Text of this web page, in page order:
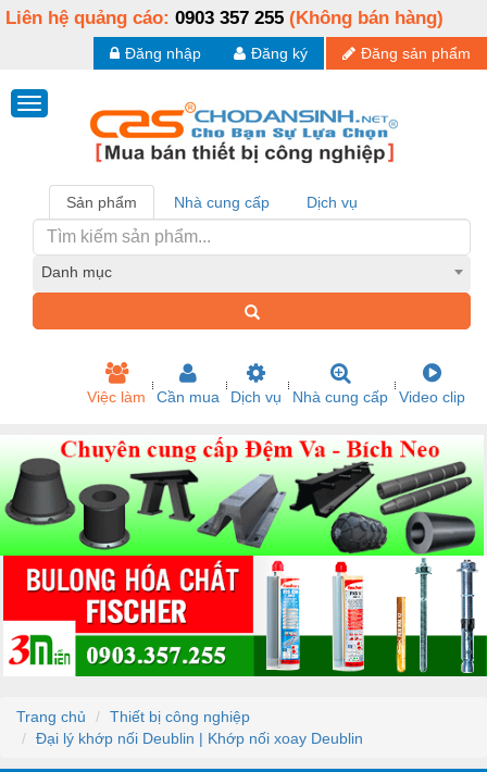
Liên hệ quảng cáo: 0903 357 255 (Không bán hàng)
Đăng sản phẩm
Đăng ký
Đăng nhập
Sản phẩm Nhà cung cấp Dịch vụ
Danh mục
Việc làm Cần mua Dịch vụ Nhà cung cấp Video clip
Trang chủ
Thiết bị công nghiệp
Đại lý khớp nối Deublin | Khớp nối xoay Deublin